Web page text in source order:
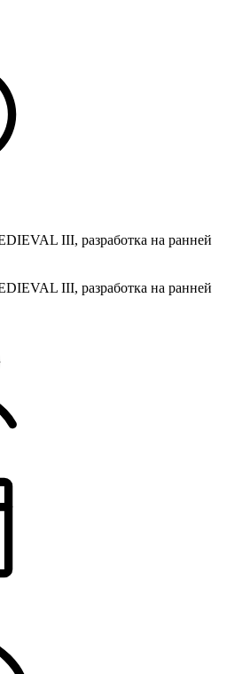
III, разработка на ранней
III, разработка на ранней